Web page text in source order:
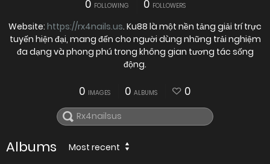
0 FOLLOWING 0 FOLLOWERS
Website: https://rx4nails.us. Ku88 là một nền tảng giải trí trực
tuyến hiện đại, mang đến cho người dùng những trải nghiệm
đa dạng và phong phú trong không gian tương tác sống
động.
0 IMAGES 0 ALBUMS 0
Albums Most recent